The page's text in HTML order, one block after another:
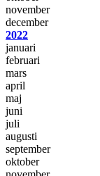
november
december
2022
januari
februari
mars
april
maj
juni
juli
augusti
september
oktober